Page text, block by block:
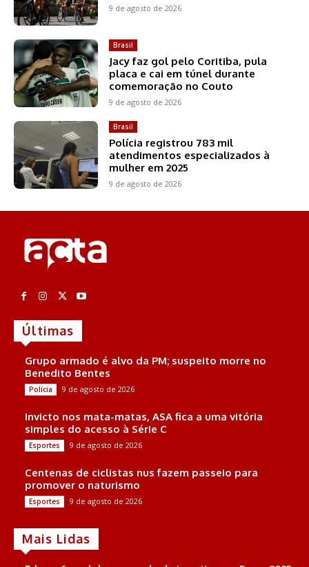
9 de agosto de 2026
Brasil
Jacy faz gol pelo Coritiba, pula
placa e cai em túnel durante
comemoração no Couto
9 de agosto de 2026
Brasil
Polícia registrou 783 mil
atendimentos especializados à
mulher em 2025
9 de agosto de 2026
Últimas
Grupo armado é alvo da PM; suspeito morre no
Benedito Bentes
Polícia 9 de agosto de 2026
Invicto nos mata-matas, ASA fica a uma vitória
simples do acesso à Série C
Esportes 9 de agosto de 2026
Centenas de ciclistas nus fazem passeio para
promover o naturismo
Esportes 9 de agosto de 2026
Mais Lidas